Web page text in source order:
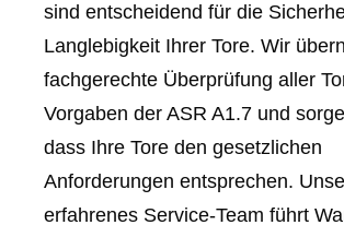
sind entscheidend für die
Langlebigkeit Ihrer Tore. Wir
fachgerechte Überprüfung aller
Vorgaben der ASR A1.7 und
dass Ihre Tore den gesetzlichen
Anforderungen entsprechen.
erfahrenes Service-Team führt